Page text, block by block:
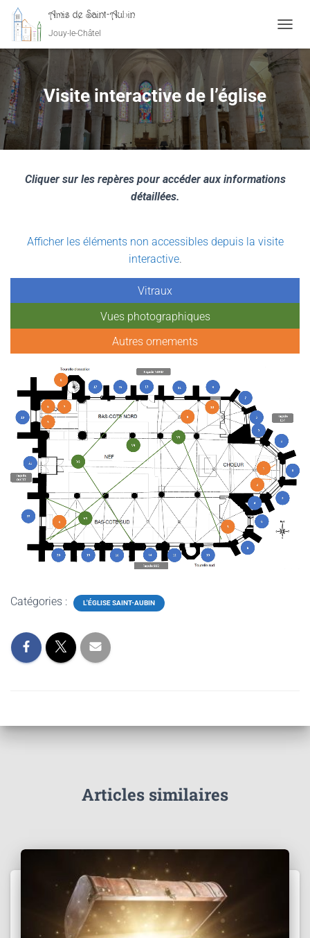
Amis de Saint-Aubin
Jouy-le-Châtel
Visite interactive de l’église
Cliquer sur les repères pour accéder aux informations
détaillées.
Afficher les éléments non accessibles depuis la visite
interactive.
Vitraux
Vues photographiques
Autres ornements
Catégories : L'ÉGLISE SAINT-AUBIN
Articles similaires